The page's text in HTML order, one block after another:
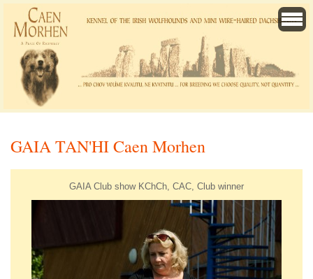
GAIA TAN'HI Caen Morhen
GAIA Club show KChCh, CAC, Club winner